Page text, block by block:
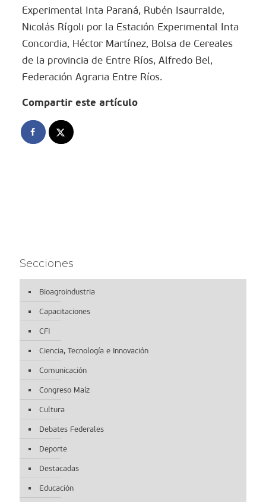
Experimental Inta Paraná, Rubén Isaurralde,
Nicolás Rígoli por la Estación Experimental Inta
Concordia, Héctor Martínez, Bolsa de Cereales
de la provincia de Entre Ríos, Alfredo Bel,
Federación Agraria Entre Ríos.
Compartir este artículo
Secciones
Bioagroindustria
Capacitaciones
CFI
Ciencia, Tecnología e Innovación
Comunicación
Congreso Maíz
Cultura
Debates Federales
Deporte
Destacadas
Educación